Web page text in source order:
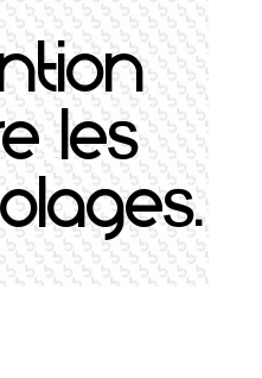
les